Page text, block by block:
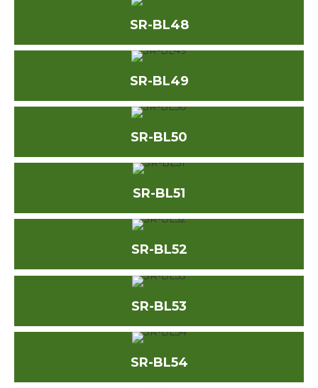
SR-BL48
SR-BL49
SR-BL50
SR-BL51
SR-BL52
SR-BL53
SR-BL54